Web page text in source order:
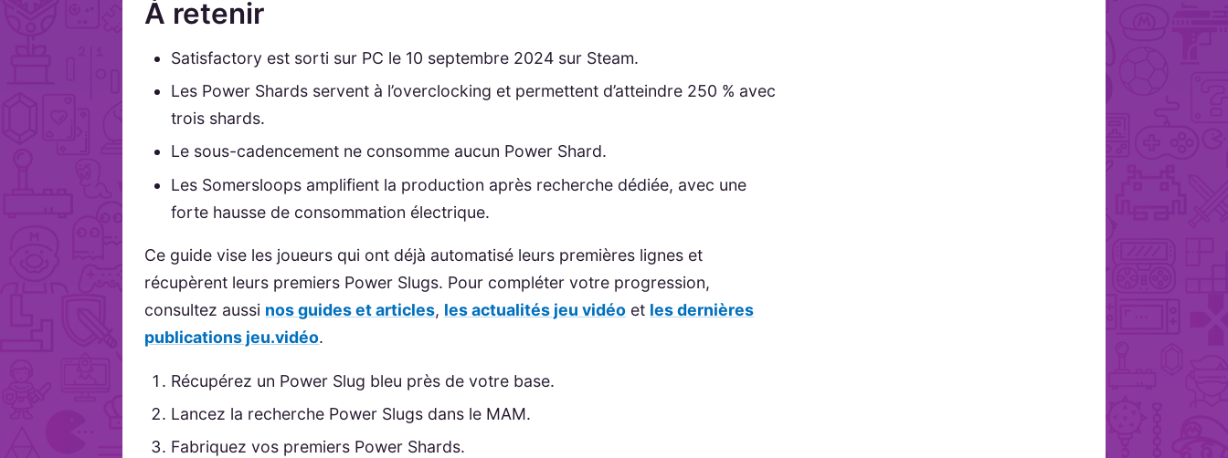
À retenir
Satisfactory est sorti sur PC le 10 septembre 2024 sur Steam.
Les Power Shards servent à l’overclocking et permettent d’atteindre 250 % avec
trois shards.
Le sous-cadencement ne consomme aucun Power Shard.
Les Somersloops amplifient la production après recherche dédiée, avec une
forte hausse de consommation électrique.
Ce guide vise les joueurs qui ont déjà automatisé leurs premières lignes et
récupèrent leurs premiers Power Slugs. Pour compléter votre progression,
consultez aussi nos guides et articles, les actualités jeu vidéo et les dernières
publications jeu.vidéo.
Récupérez un Power Slug bleu près de votre base.
Lancez la recherche Power Slugs dans le MAM.
Fabriquez vos premiers Power Shards.